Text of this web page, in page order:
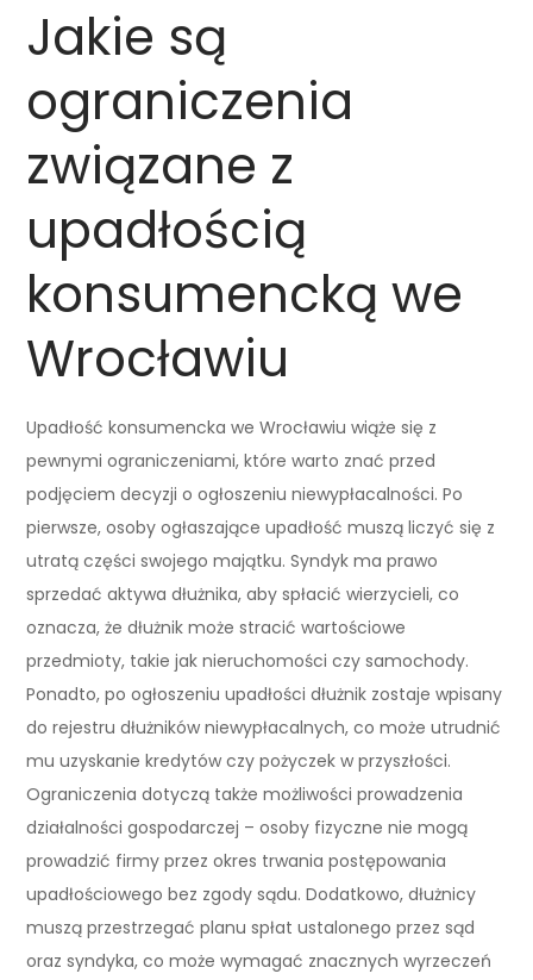
Jakie są
ograniczenia
związane z
upadłością
konsumencką we
Wrocławiu
Upadłość konsumencka we Wrocławiu wiąże się z
pewnymi ograniczeniami, które warto znać przed
podjęciem decyzji o ogłoszeniu niewypłacalności. Po
pierwsze, osoby ogłaszające upadłość muszą liczyć się z
utratą części swojego majątku. Syndyk ma prawo
sprzedać aktywa dłużnika, aby spłacić wierzycieli, co
oznacza, że dłużnik może stracić wartościowe
przedmioty, takie jak nieruchomości czy samochody.
Ponadto, po ogłoszeniu upadłości dłużnik zostaje wpisany
do rejestru dłużników niewypłacalnych, co może utrudnić
mu uzyskanie kredytów czy pożyczek w przyszłości.
Ograniczenia dotyczą także możliwości prowadzenia
działalności gospodarczej – osoby fizyczne nie mogą
prowadzić firmy przez okres trwania postępowania
upadłościowego bez zgody sądu. Dodatkowo, dłużnicy
muszą przestrzegać planu spłat ustalonego przez sąd
oraz syndyka, co może wymagać znacznych wyrzeczeń